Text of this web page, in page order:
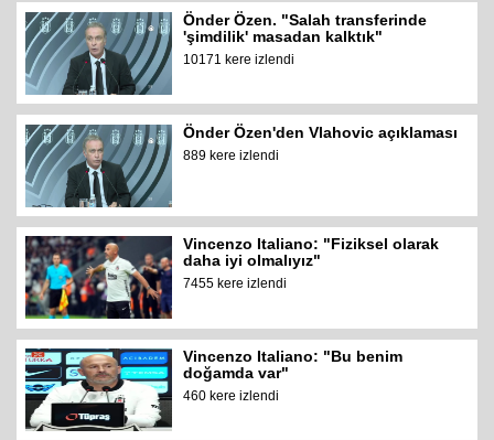
Önder Özen. "Salah transferinde
'şimdilik' masadan kalktık"
10171 kere izlendi
Önder Özen'den Vlahovic açıklaması
889 kere izlendi
Vincenzo Italiano: "Fiziksel olarak
daha iyi olmalıyız"
7455 kere izlendi
Vincenzo Italiano: "Bu benim
doğamda var"
460 kere izlendi